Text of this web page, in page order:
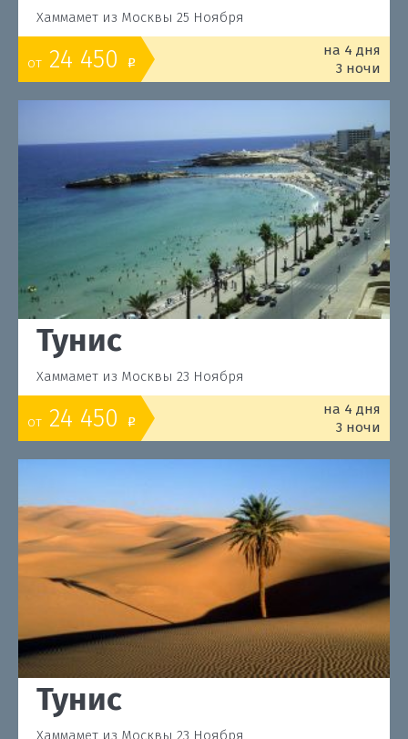
Хаммамет из Москвы 25 Ноября
от 24 450 o
на 4 дня
3 ночи
Тунис
Хаммамет из Москвы 23 Ноября
от 24 450 o
на 4 дня
3 ночи
Тунис
Хаммамет из Москвы 23 Ноября